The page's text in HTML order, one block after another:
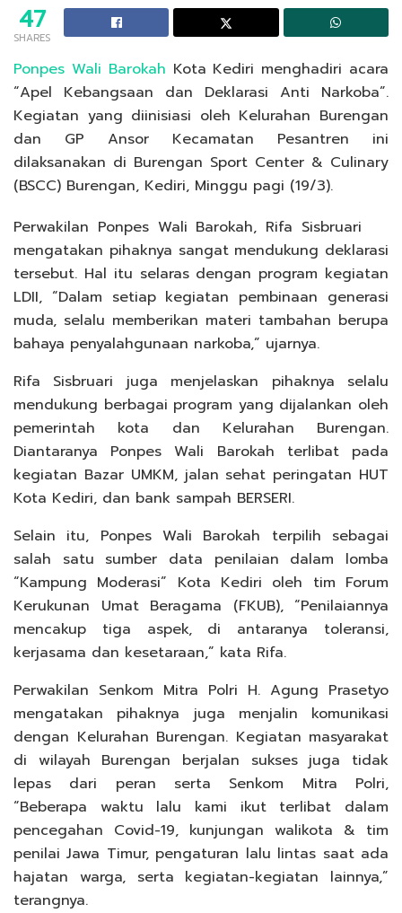
47
SHARES
Ponpes Wali Barokah Kota Kediri menghadiri acara
“Apel Kebangsaan dan Deklarasi Anti Narkoba”.
Kegiatan yang diinisiasi oleh Kelurahan Burengan
dan GP Ansor Kecamatan Pesantren ini
dilaksanakan di Burengan Sport Center & Culinary
(BSCC) Burengan, Kediri, Minggu pagi (19/3).
Perwakilan Ponpes Wali Barokah, Rifa Sisbruari
mengatakan pihaknya sangat mendukung deklarasi
tersebut. Hal itu selaras dengan program kegiatan
LDII, “Dalam setiap kegiatan pembinaan generasi
muda, selalu memberikan materi tambahan berupa
bahaya penyalahgunaan narkoba,” ujarnya.
Rifa Sisbruari juga menjelaskan pihaknya selalu
mendukung berbagai program yang dijalankan oleh
pemerintah kota dan Kelurahan Burengan.
Diantaranya Ponpes Wali Barokah terlibat pada
kegiatan Bazar UMKM, jalan sehat peringatan HUT
Kota Kediri, dan bank sampah BERSERI.
Selain itu, Ponpes Wali Barokah terpilih sebagai
salah satu sumber data penilaian dalam lomba
“Kampung Moderasi” Kota Kediri oleh tim Forum
Kerukunan Umat Beragama (FKUB), “Penilaiannya
mencakup tiga aspek, di antaranya toleransi,
kerjasama dan kesetaraan,” kata Rifa.
Perwakilan Senkom Mitra Polri H. Agung Prasetyo
mengatakan pihaknya juga menjalin komunikasi
dengan Kelurahan Burengan. Kegiatan masyarakat
di wilayah Burengan berjalan sukses juga tidak
lepas dari peran serta Senkom Mitra Polri,
“Beberapa waktu lalu kami ikut terlibat dalam
pencegahan Covid-19, kunjungan walikota & tim
penilai Jawa Timur, pengaturan lalu lintas saat ada
hajatan warga, serta kegiatan-kegiatan lainnya,”
terangnya.